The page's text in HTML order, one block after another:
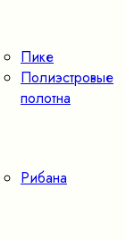
Пике
Полиэстровые
полотна
Рибана